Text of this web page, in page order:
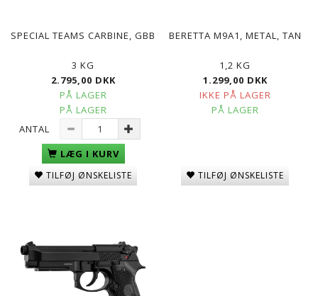
SPECIAL TEAMS CARBINE, GBB
3 KG
2.795,00 DKK
PÅ LAGER
PÅ LAGER
ANTAL
LÆG I KURV
TILFØJ ØNSKELISTE
BERETTA M9A1, METAL, TAN
1,2 KG
1.299,00 DKK
IKKE PÅ LAGER
PÅ LAGER
TILFØJ ØNSKELISTE